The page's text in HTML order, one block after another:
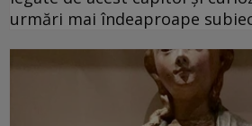
urmări mai îndeaproape